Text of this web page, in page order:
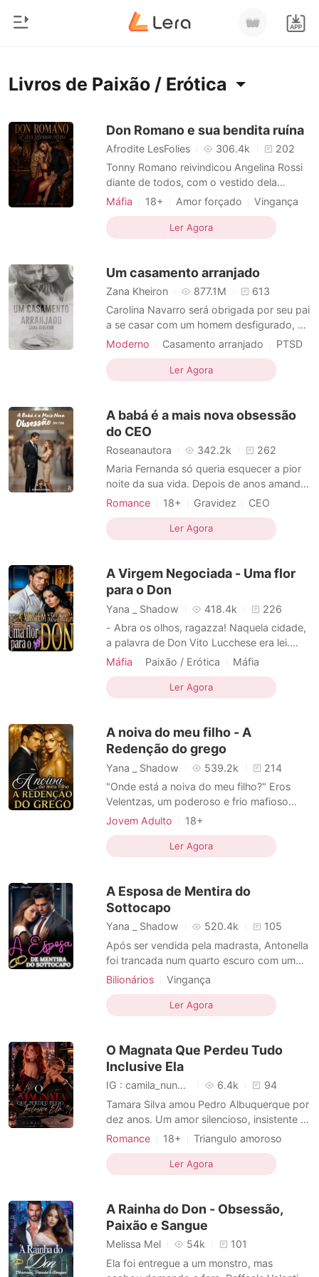
Histórico
Sair
Início
Moderno
Lobisomem
Contos
Ranking
Contos Curtos
Livros de Paixão / Erótica
Don Romano e sua bendita ruína
Afrodite LesFolies 306.4k
202
Tonny Romano reivindicou Angelina Rossi
diante de todos, com o vestido dela
manchado de sangue. O casamento
suas famílias. O que Tonny não sabia era
que, por trás da aparência delicada,
lo. Obrigados a dividir o mes
Máfia 18+ Amor forçado
Vingança
Máfia
Paixão / Erótica
Arrogante / Dominante
Ler Agora
Um casamento arranjado
Zana Kheiron 877.1M
613
Carolina Navarro será obrigada por seu pai
a se casar com um homem desfigurado, a
fim de salvar a família da ruína. Máximo
poderia querer, até que um acidente de
avião destruiu seu corpo, sua alma, seu
Mas ele precisa de
Moderno Casamento arranjado
PTSD
CEO
Máfia
Charmoso
Paixão / Erótica
Ler Agora
A babá é a mais nova obsessão
do CEO
Roseanautora 342.2k
262
Maria Fernanda só queria esquecer a pior
noite da sua vida. Depois de anos amando
o melhor amigo em silêncio, ela descobre -
não era para ela. Ferida, furiosa e decidida
a virar a página, aceita ir para uma boate
com u
Romance 18+ Gravidez
CEO
Azarada
Paixão / Erótica
Local de trabalho
Bilionário
Ler Agora
A Virgem Negociada - Uma flor
para o Don
Yana _ Shadow 418.4k
226
- Abra os olhos, ragazza! Naquela cidade,
a palavra de Don Vito Lucchese era lei.
Entregue como pagamento de uma dívida,
homem vinte anos mais velho - um mafioso
marcado por cicatrizes, traumas e uma
permitiria que home
Máfia Paixão / Erótica
Máfia
Amor proibido
Diferença de Idade
Protagonista feminina
Bebê
Amor a primeira vista
Gangsters
Máfia em dívida
Ler Agora
A noiva do meu filho - A
Redenção do grego
Yana _ Shadow 539.2k
214
"Onde está a noiva do meu filho?" Eros
Velentzas, um poderoso e frio mafioso
grego, vociferou. A mandíbula estava
jovem que estava entrando. Giovanna
Harrison movimentou os cabelos
traços delicados. Como Eros poderia e
Jovem Adulto
18+
Casamento arranjado
Traição
Máfia
Charmoso
Paixão / Erótica
Ler Agora
A Esposa de Mentira do
Sottocapo
Yana _ Shadow 520.4k
105
Após ser vendida pela madrasta, Antonella
foi trancada num quarto escuro com um
brutamontes que pretendia tirar a sua
conseguiu se desvencilhar e fugir pela
janela. Em busca de ajuda, ela segurou o
ruas durante a noite fria. No
Bilionários
Vingança
Casamento após um curto namoro
CEO
Máfia
Encantadora
Arrogante / Dominante
Ler Agora
O Magnata Que Perdeu Tudo
Inclusive Ela
IG : camila_nuness2 6.4k
94
Tamara Silva amou Pedro Albuquerque por
dez anos. Um amor silencioso, insistente e
solitário. Durante todo esse tempo, ela
entrega seriam suficientes para ser
escolhida. Nunca foram. Para Pedro,
presença constante, fácil de cont
Romance 18+
Triangulo amoroso
Casamento após um curto namoro
CEO
Encantadora
Paixão / Erótica
Romance
Bilionário
Ler Agora
A Rainha do Don - Obsessão,
Paixão e Sangue
Melissa Mel 54k
101
Ela foi entregue a um monstro, mas